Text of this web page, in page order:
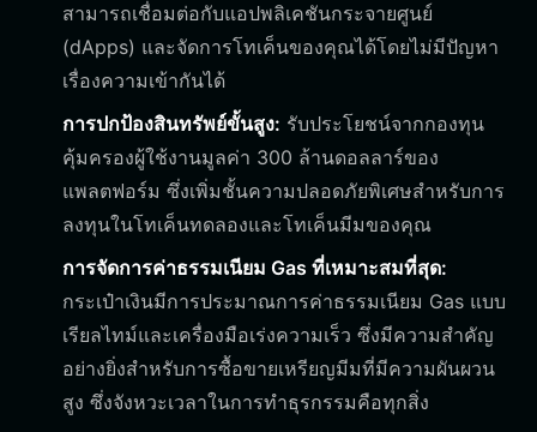
สามารถเชื่อมต่อกับแอปพลิเคชันกระจายศูนย์
(dApps) และจัดการโทเค็นของคุณได้โดยไม่มีปัญหา
เรื่องความเข้ากันได้
การปกป้องสินทรัพย์ขั้นสูง: รับประโยชน์จากกองทุน
คุ้มครองผู้ใช้งานมูลค่า 300 ล้านดอลลาร์ของ
แพลตฟอร์ม ซึ่งเพิ่มชั้นความปลอดภัยพิเศษสำหรับการ
ลงทุนในโทเค็นทดลองและโทเค็นมีมของคุณ
การจัดการค่าธรรมเนียม Gas ที่เหมาะสมที่สุด:
กระเป๋าเงินมีการประมาณการค่าธรรมเนียม Gas แบบ
เรียลไทม์และเครื่องมือเร่งความเร็ว ซึ่งมีความสำคัญ
อย่างยิ่งสำหรับการซื้อขายเหรียญมีมที่มีความผันผวน
สูง ซึ่งจังหวะเวลาในการทำธุรกรรมคือทุกสิ่ง